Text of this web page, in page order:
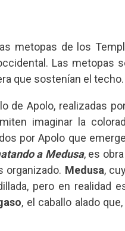
metopas de los
Las metopas
que sostenían el techo.
de Apolo, realizadas
imaginar la
por Apolo que
a Medusa, es
organizado. Medusa,
pero en realidad
, el caballo alado